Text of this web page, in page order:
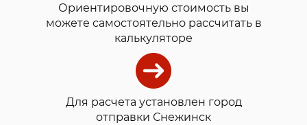
Ориентировочную стоимость вы
можете самостоятельно рассчитать в
калькуляторе
Для расчета установлен город
отправки Снежинск